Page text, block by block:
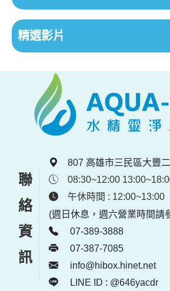
精選影片
聯絡資訊
807 高雄市三民區大豐
08:30~12:00
午休時間 : 12:00~13:00
(週日休息，週六營業時間請
07-389-3888
07-387-7085
info@hibox.hinet.net
LINE ID : @646yacdr